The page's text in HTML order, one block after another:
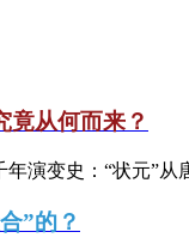
竟从何而来？
演变史：“状元”从
”的？